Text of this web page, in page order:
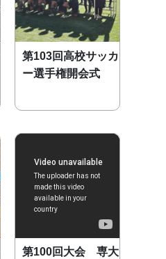
第103回高校サッカ
ー選手権開会式
第100回大会 専大